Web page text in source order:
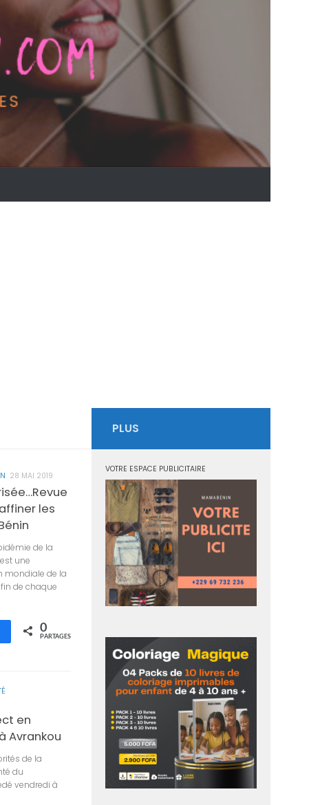
28 MAI 2019
les
de la
une
mondiale de la
de chaque
Partagez 0
PARTAGES
en
Avrankou
de la
du
vendredi à
PLUS
VOTRE ESPACE PUBLICITAIRE